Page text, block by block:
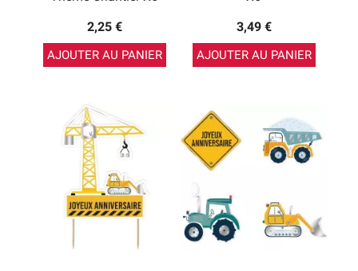
2,25 €
AJOUTER AU PANIER
3,49 €
AJOUTER AU PANIER